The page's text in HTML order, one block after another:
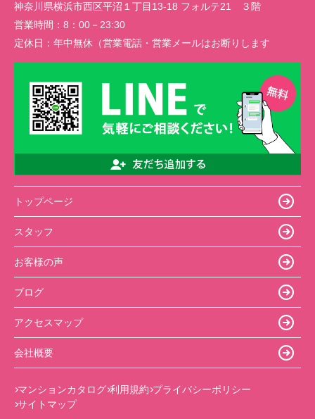
神奈川県横浜市西区平沼１丁目13-18 フォルテ21 ３階
営業時間： 8：00－23:30
定休日： 年中無休（営業電話・営業メールはお断りします
トップページ
スタッフ
お客様の声
ブログ
アクセスマップ
会社概要
マンションカタログ 利用規約 プライバシーポリシー
サイトマップ